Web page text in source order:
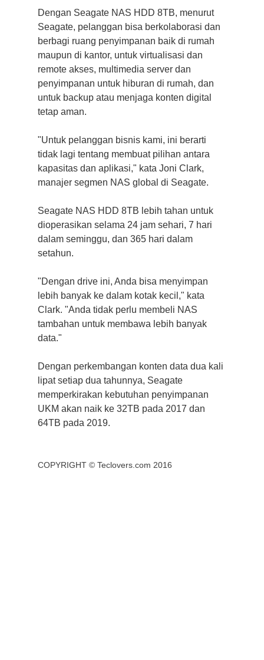
Dengan Seagate NAS HDD 8TB, menurut
Seagate, pelanggan bisa berkolaborasi dan
berbagi ruang penyimpanan baik di rumah
maupun di kantor, untuk virtualisasi dan
remote akses, multimedia server dan
penyimpanan untuk hiburan di rumah, dan
untuk backup atau menjaga konten digital
tetap aman.
"Untuk pelanggan bisnis kami, ini berarti
tidak lagi tentang membuat pilihan antara
kapasitas dan aplikasi," kata Joni Clark,
manajer segmen NAS global di Seagate.
Seagate NAS HDD 8TB lebih tahan untuk
dioperasikan selama 24 jam sehari, 7 hari
dalam seminggu, dan 365 hari dalam
setahun.
"Dengan drive ini, Anda bisa menyimpan
lebih banyak ke dalam kotak kecil," kata
Clark. "Anda tidak perlu membeli NAS
tambahan untuk membawa lebih banyak
data."
Dengan perkembangan konten data dua kali
lipat setiap dua tahunnya, Seagate
memperkirakan kebutuhan penyimpanan
UKM akan naik ke 32TB pada 2017 dan
64TB pada 2019.
COPYRIGHT © Teclovers.com 2016